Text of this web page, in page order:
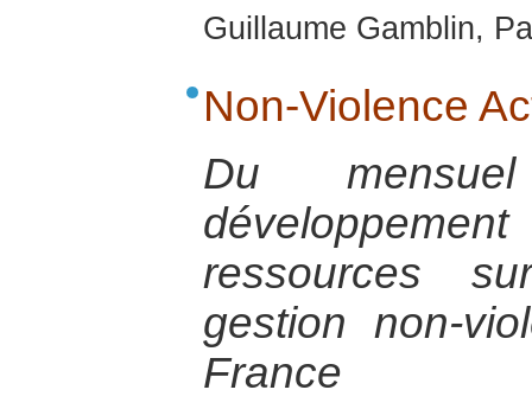
Guillaume Gamblin,
Non-Violence
Du
ressources
gestion non-
France